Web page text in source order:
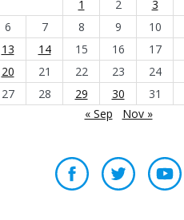
1 2 3
6
7 8 9 10
13
14 15 16 17
20
21 22 23 24
27
28 29 30
31
« Sep
Nov »